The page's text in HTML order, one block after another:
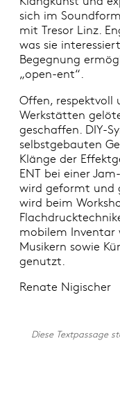
sich im
mit Tresor Linz.
was sie
Begegnung
„open-ent“.
Offen, respektvoll
Werkstätten
geschaffen. DIY-
selbstgebauten
Klänge der
ENT bei einer
wird geformt und
wird beim
mobilem Inventar
Musikern sowie
genutzt.
Renate Nigischer
Diese Textpassage